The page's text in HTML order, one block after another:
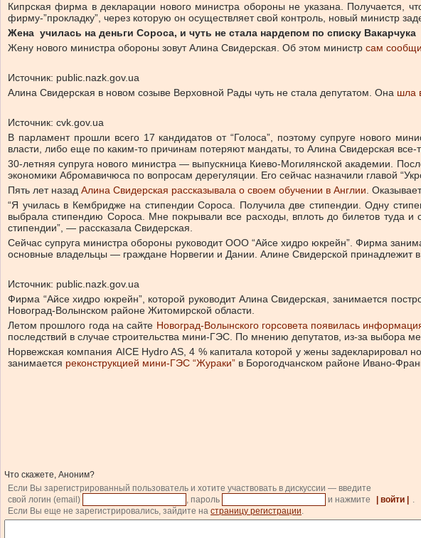
Кипрская фирма в декларации нового министра обороны не указана. Получается,
фирму-”прокладку”, через которую он осуществляет свой контроль, новый министр
Жена училась на деньги Сороса, и чуть не стала нардепом по списку Вакарчука
Жену нового министра обороны зовут Алина Свидерская. Об этом министр сам
Источник: public.nazk.gov.ua
Алина Свидерская в новом созыве Верховной Рады чуть не стала депутатом. Она шла
Источник: cvk.gov.ua
В парламент прошли всего 17 кандидатов от “Голоса”, поэтому супруге нового
власти, либо еще по каким-то причинам потеряют мандаты, то Алина Свидерская все-
30-летняя супруга нового министра — выпускница Киево-Могилянской академии.
экономики Абромавичюса по вопросам дерегуляции. Его сейчас назначили главой
Пять лет назад Алина Свидерская рассказывала о своем обучении в Англии .
“Я училась в Кембридже на стипендии Сороса. Получила две стипендии. Одну
выбрала стипендию Сороса. Мне покрывали все расходы, вплоть до билетов туда
стипендии”, — рассказала Свидерская.
Сейчас супруга министра обороны руководит ООО “Айсе хидро юкрейн”. Фирма
основные владельцы — граждане Норвегии и Дании. Алине Свидерской
Источник: public.nazk.gov.ua
Фирма “Айсе хидро юкрейн”, которой руководит Алина Свидерская, занимается
Новоград-Волынском районе Житомирской области.
Летом прошлого года на сайте Новоград-Волынского горсовета появилась
последствий в случае строительства мини-ГЭС. По мнению депутатов, из-за выбора
Норвежская компания AICE Hydro AS, 4 % капитала которой у жены
занимается реконструкцией мини-ГЭС “Жураки” в Борогодчанском районе Ивано-
Что скажете, Аноним?
Если Вы зарегистрированный пользователь и хотите участвовать в дискуссии — введите
свой логин (email)
, пароль и нажмите | войти |
.
Если Вы еще не зарегистрировались, зайдите на страницу регистрации.